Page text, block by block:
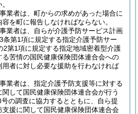
業者は、町からの求めがあった場合に
を町に報告しなければならない。
業者は、自らが介護予防サービス計画
条第1項に規定する指定介護予防サー
2第1項に規定する指定地域密着型介護
苦情の国民健康保険団体連合会への
者に対し必要な援助を行わなければ
業者は、指定介護予防支援等に対する
して国民健康保険団体連合会が行う
の調査に協力するとともに、自ら提
援に関して国民健康保険団体連合会